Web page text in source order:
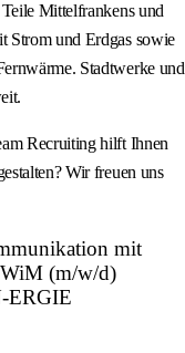
Mittelfrankens und
Strom und Erdgas sowie
Stadtwerke und
Recruiting hilft Ihnen
Wir freuen uns
mit
(m/w/d)
ERGIE